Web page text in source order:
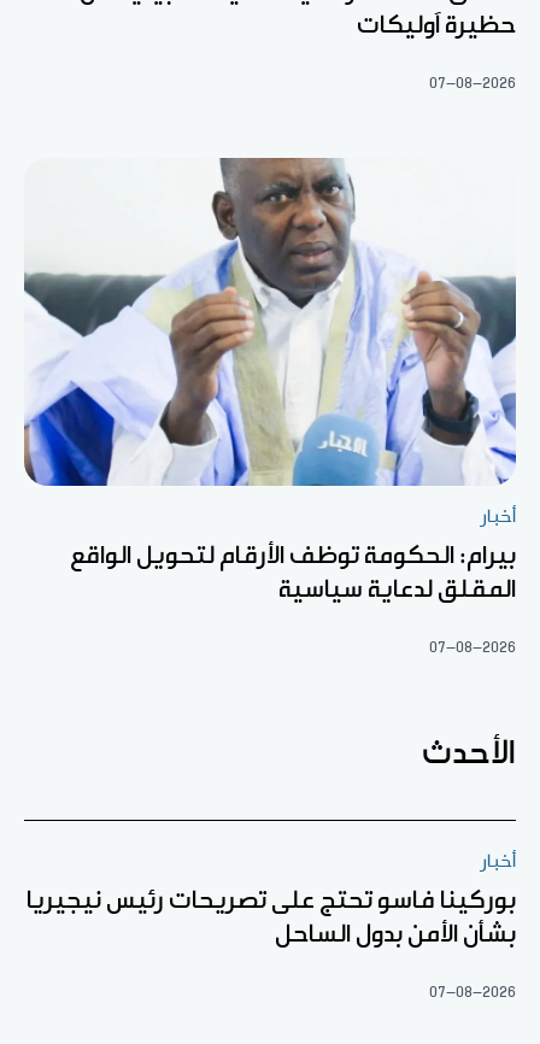
حظيرة آوليكات
07-08-2026
أخبار
بيرام: الحكومة توظف الأرقام لتحويل الواقع
المقلق لدعاية سياسية
07-08-2026
الأحدث
أخبار
بوركينا فاسو تحتج على تصريحات رئيس نيجيريا
بشأن الأمن بدول الساحل
07-08-2026